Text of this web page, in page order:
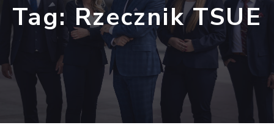
Tag: Rzecznik TSUE